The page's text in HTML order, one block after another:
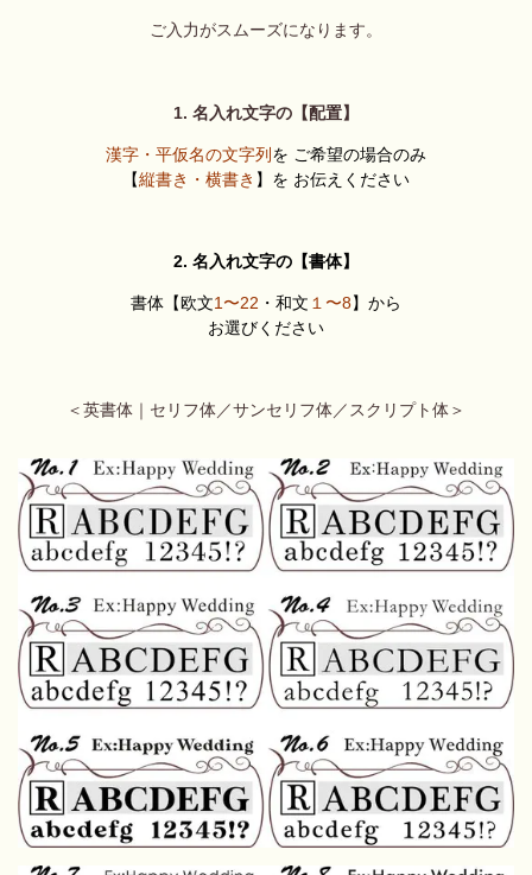
ご入力がスムーズになります。
1. 名入れ文字の【配置】
漢字・平仮名の文字列 を ご希望の場合のみ
【縦書き・横書き 】を お伝えください
2. 名入れ文字の【書体】
書体【欧文1〜22 ・和文 １〜8】から
お選びください
＜英書体｜セリフ体／サンセリフ体／スクリプト体＞